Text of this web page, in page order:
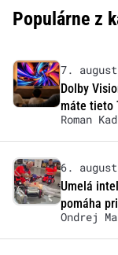
Populárne z
7.
Dolby
máte tieto
Roman
6.
Umelá
pomáha
Ondrej